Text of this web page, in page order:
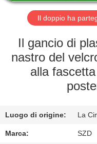
VISITA
DELLA
FABBRICA
CONTROLLO
QUALITÀ
Il doppio ha
Il gancio di
nastro del
alla
Luogo di origine: La
Marca: SZD